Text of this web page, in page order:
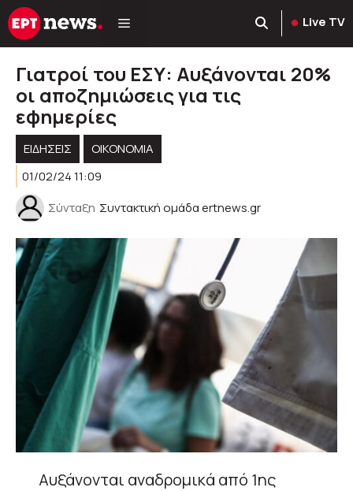
Μετάβαση
σε
Live TV
Γιατροί του ΕΣΥ: Αυξάνονται 20%
οι αποζημιώσεις για τις
εφημερίες
ΕΙΔΗΣΕΙΣ
ΟΙΚΟΝΟΜΙΑ
01/02/24 11:09
Σύνταξη Συντακτική ομάδα ertnews.gr
Αυξάνονται αναδρομικά από 1ης